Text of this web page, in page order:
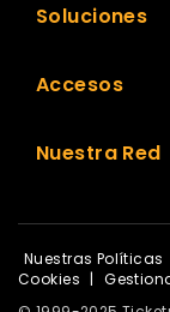
Soluciones
Accesos
Nuestra Red
Nuestras Políticas
Cookies |